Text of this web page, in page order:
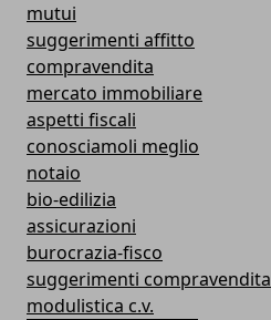
mutui
suggerimenti affitto
compravendita
mercato immobiliare
aspetti fiscali
conosciamoli meglio
notaio
bio-edilizia
assicurazioni
burocrazia-fisco
suggerimenti compravendita
modulistica c.v.